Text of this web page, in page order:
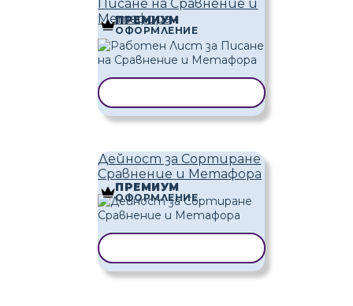
Писане на Сравнение и
Метафора
ПРЕМИУМ
ОФОРМЛЕНИЕ
Дейност за Сортиране
Сравнение и Метафора
ПРЕМИУМ
ОФОРМЛЕНИЕ